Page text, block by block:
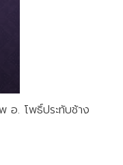
อ. โพธิ์ประทับช้าง